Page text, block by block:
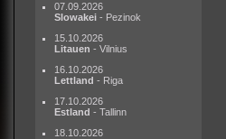
07.09.2026
Slowakei - Pezinok
15.10.2026
Litauen - Vilnius
16.10.2026
Lettland - Riga
17.10.2026
Estland - Tallinn
18.10.2026